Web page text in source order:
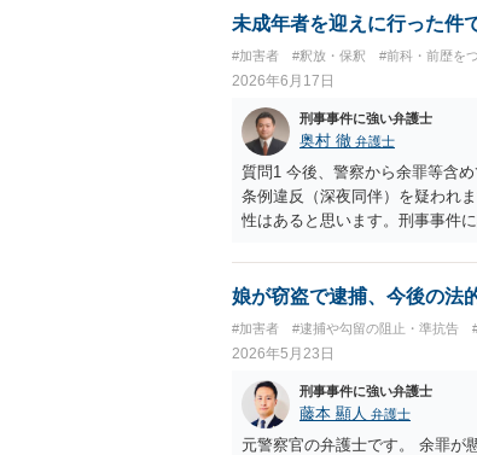
未成年者を迎えに行った件
#加害者 #釈放・保釈 #前科・前歴を
2026年6月17日
刑事事件に強い弁護士
奥村 徹 弁護士
質問1 今後、警察から余罪等含
条例違反（深夜同伴）を疑われ
性はあると思います。刑事事件
か送信すると、口止め・口裏合
娘が窃盗で逮捕、今後の法
#加害者 #逮捕や勾留の阻止・準抗告
2026年5月23日
刑事事件に強い弁護士
藤本 顯人 弁護士
元警察官の弁護士です。 余罪が